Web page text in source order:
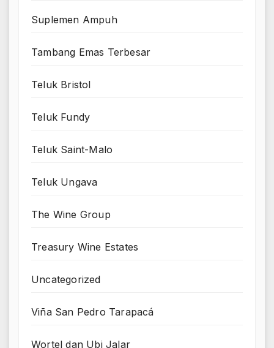
Suplemen Ampuh
Tambang Emas Terbesar
Teluk Bristol
Teluk Fundy
Teluk Saint-Malo
Teluk Ungava
The Wine Group
Treasury Wine Estates
Uncategorized
Viña San Pedro Tarapacá
Wortel dan Ubi Jalar